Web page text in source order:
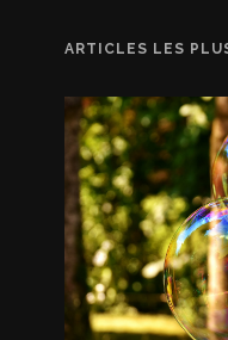
ARTICLES LES